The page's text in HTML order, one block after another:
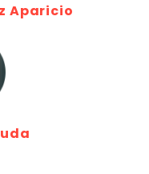
Aparicio